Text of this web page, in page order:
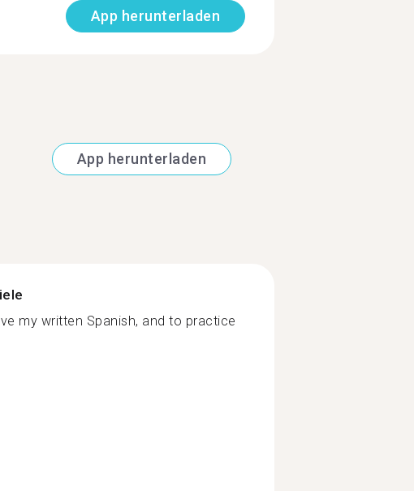
App herunterladen
App herunterladen
my written Spanish, and to practice